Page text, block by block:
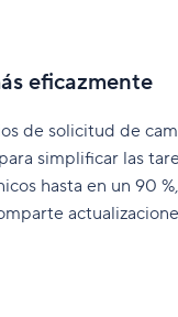
eficazmente
de solicitud de
simplificar las
hasta en un 90